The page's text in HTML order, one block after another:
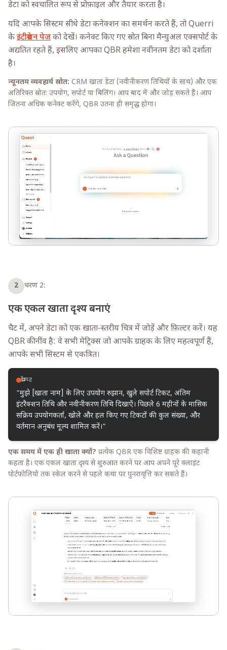
डेटा को स्वचालित रूप से प्रोफ़ाइल और तैयार करता है।
यदि आपके सिस्टम सीधे डेटा कनेक्शन का समर्थन करते हैं, तो Querri
केइंटीग्रेशन पेजको देखें। कनेक्ट किए गए स्रोत बिना मैन्युअल एक्सपोर्ट के
अद्यतित रहते हैं, इसलिए आपका QBR हमेशा नवीनतम डेटा को दर्शाता
है।
न्यूनतम व्यवहार्य स्रोत: CRM खाता डेटा (नवीनीकरण तिथियों के साथ) और एक
अतिरिक्त स्रोत: उपयोग, सपोर्ट या बिलिंग। आप बाद में और जोड़ सकते हैं। आप
जितना अधिक कनेक्ट करेंगे, QBR उतना ही समृद्ध होगा।
2 चरण 2:
एक एकल खाता दृश्य बनाएं
चैट में, अपने डेटा को एक खाता-स्तरीय चित्र में जोड़ें और फ़िल्टर करें। यह
QBR की नींव है: वे सभी मेट्रिक्स जो आपके ग्राहक के लिए महत्वपूर्ण हैं,
आपके सभी सिस्टम से एकत्रित।
प्रॉम्प्ट
"मुझे [खाता नाम] के लिए उपयोग रुझान, खुले सपोर्ट टिकट, अंतिम
इंटरैक्शन तिथि और नवीनीकरण तिथि दिखाएँ। पिछले 6 महीनों के मासिक
सक्रिय उपयोगकर्ता, खोले और हल किए गए टिकटों की कुल संख्या, और
वर्तमान अनुबंध मूल्य शामिल करें।"
एक समय में एक ही खाता क्यों? प्रत्येक QBR एक विशिष्ट ग्राहक की कहानी
कहता है। एक एकल खाता दृश्य से शुरुआत करने पर आप अपने पूरे क्लाइंट
पोर्टफोलियो तक स्केल करने से पहले कथा पर पुनरावृत्ति कर सकते हैं।